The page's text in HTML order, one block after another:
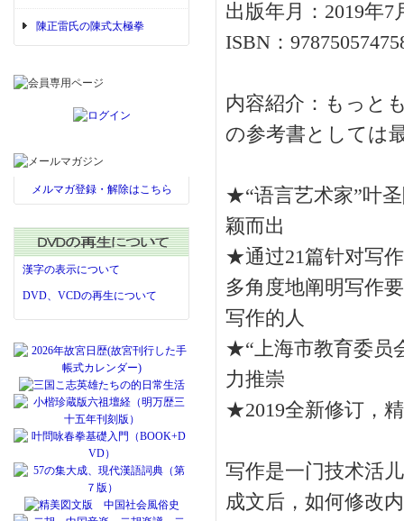
陳正雷氏の陳式太極拳
メルマガ登録・解除はこちら
漢字の表示について
DVD、VCDの再生について
出版年月：2019年7
ISBN：
内容紹介：もっと
の参考書としては
★“语言艺术家”叶
颖而出
★通过21篇针对写
多角度地阐明写作
写作的人
★“上海市教育委员
力推崇
★2019全新修订，
写作是一门技术活
成文后，如何修改